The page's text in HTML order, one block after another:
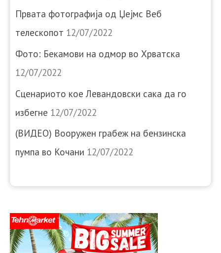
Првата фотографија од Џејмс Веб
телескопот 12/07/2022
Фото: Бекамови на одмор во Хрватска
12/07/2022
Сценариото кое Левандовски сака да го
избегне 12/07/2022
(ВИДЕО) Вооружен грабеж на бензинска
пумпа во Кочани 12/07/2022